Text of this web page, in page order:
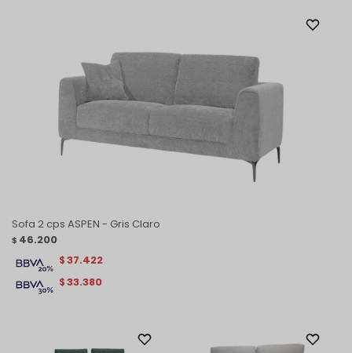
Sofa 2 cps ASPEN - Gris Claro
$ 46.200
$33.380
$37.422